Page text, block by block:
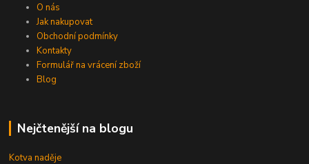
O nás
Jak nakupovat
Obchodní podmínky
Kontakty
Formulář na vrácení zboží
Blog
Nejčtenější na blogu
Kotva naděje